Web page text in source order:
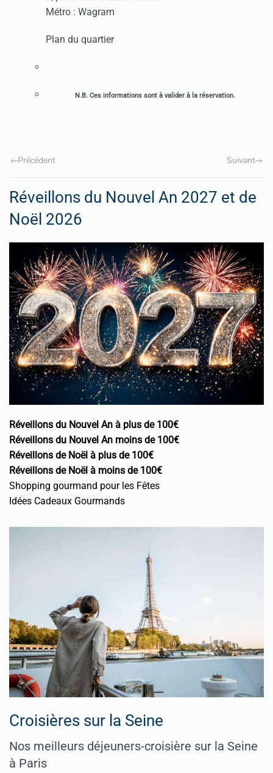
Métro : Wagram
Plan du quartier
N.B. Ces informations sont à valider à la réservation.
Précédent Suivant
Réveillons du Nouvel An 2027 et de
Noël 2026
Réveillons du Nouvel An à plus de 100€
Réveillons du Nouvel An moins de 100€
Réveillons de Noël à plus de 100€
Réveillons de Noël à moins de 100€
Shopping gourmand pour les Fêtes
Idées Cadeaux Gourmands
Croisières sur la Seine
Nos meilleurs déjeuners-croisière sur la Seine
à Paris